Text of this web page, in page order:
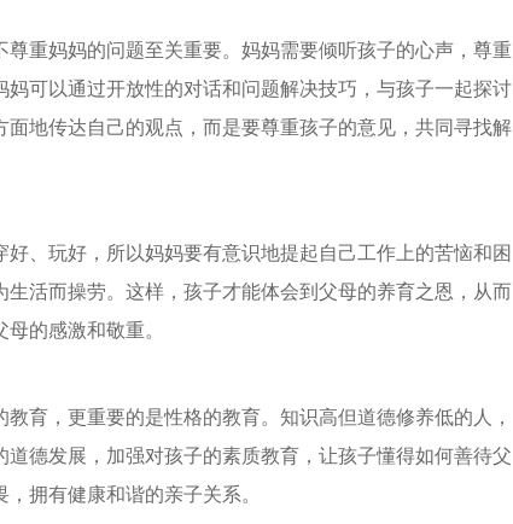
重妈妈的问题至关重要。妈妈需要倾听孩子的心声，尊重
可以通过开放性的对话和问题解决技巧，与孩子一起探讨
地传达自己的观点，而是要尊重孩子的意见，共同寻找解
、玩好，所以妈妈要有意识地提起自己工作上的苦恼和困
活而操劳。这样，孩子才能体会到父母的养育之恩，从而
的感激和敬重。
育，更重要的是性格的教育。知识高但道德修养低的人，
德发展，加强对孩子的素质教育，让孩子懂得如何善待父
拥有健康和谐的亲子关系。